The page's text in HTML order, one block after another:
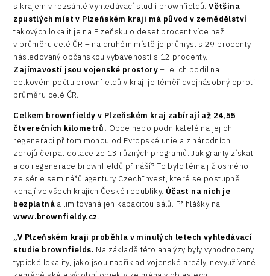
s krajem v rozsáhlé Vyhledávací studii brownfieldů.Většina
zpustlých míst v Plzeňském kraji má původ v zemědělství –
takových lokalit je na Plzeňsku o deset procent více než
v průměru celé ČR – na druhém místě je průmysl s 29 procenty
následovaný občanskou vybaveností s 12 procenty.
Zajímavostí jsou vojenské prostory– jejich podíl na
celkovém počtu brownfieldů v kraji je téměř dvojnásobný oproti
průměru celé ČR.
Celkem brownfieldy v Plzeňském kraj zabírají až 24,55
čtverečních kilometrů. Obce nebo podnikatelé na jejich
regeneraci přitom mohou od Evropské unie a z národních
zdrojů čerpat dotace ze 13 různých programů. Jak granty získat
a co regenerace brownfieldů přináší? To bylo téma již osmého
ze série seminářů agentury CzechInvest, které se postupně
konají ve všech krajích České republiky. Účast na nich je
bezplatná a limitovaná jen kapacitou sálů. Přihlášky na
www.brownfieldy.cz.
„V Plzeňském kraji proběhla v minulých letech vyhledávací
studie brownfields. Na základě této analýzy byly vyhodnoceny
typické lokality, jako jsou například vojenské areály, nevyužívané